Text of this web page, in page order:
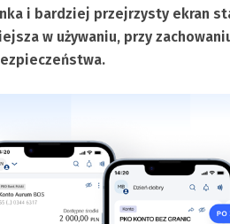
i bardziej przejrzysty ekran
w używaniu, przy